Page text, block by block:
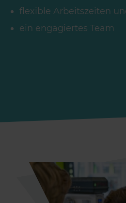
flexible Arbeitszeiten
ein engagiertes Team